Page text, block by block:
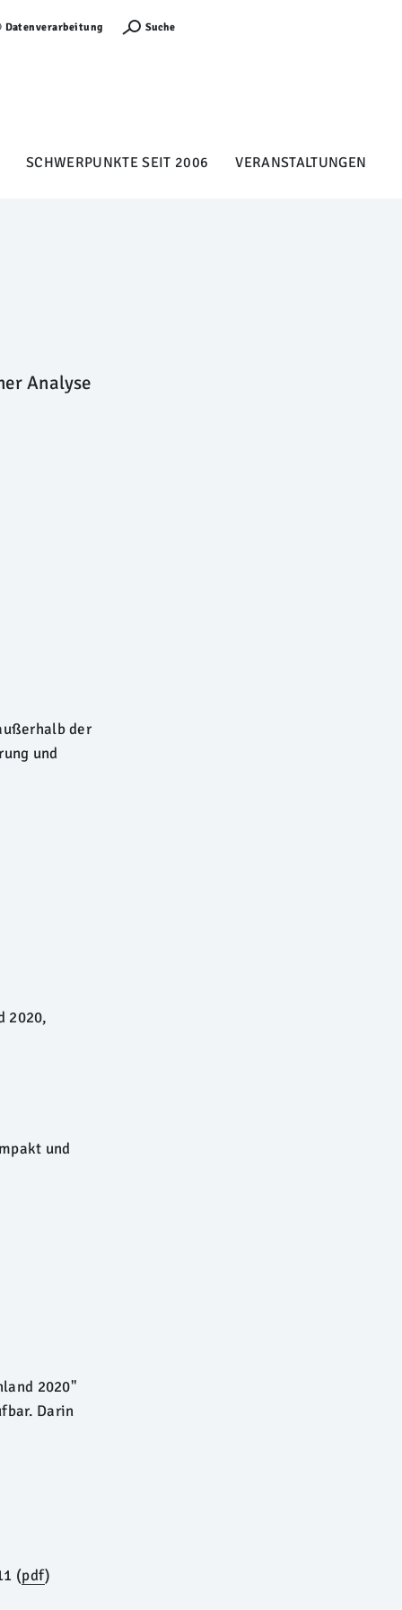
Datenverarbeitung Suche
SCHWERPUNKTE SEIT 2006 VERANSTALTUNGEN
Analyse
der
und
2020,
und
2020"
Darin
(pdf)